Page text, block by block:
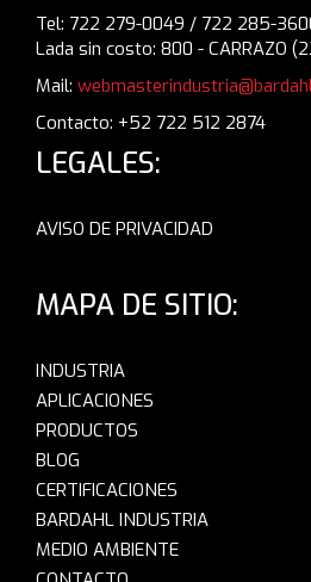
Tel: 722 279-0049 / 722 285-
Lada sin costo: 800 - CARRAZO
Mail:
Contacto: +52 722 512 2874
LEGALES:
AVISO DE PRIVACIDAD
MAPA DE SITIO:
INDUSTRIA
APLICACIONES
PRODUCTOS
BLOG
CERTIFICACIONES
BARDAHL INDUSTRIA
MEDIO AMBIENTE